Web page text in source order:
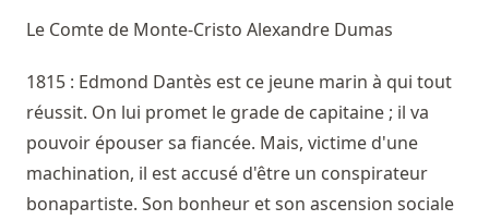
Le Comte de Monte-Cristo Alexandre Dumas
1815 : Edmond Dantès est ce jeune marin à qui tout
réussit. On lui promet le grade de capitaine ; il va
pouvoir épouser sa fiancée. Mais, victime d'une
machination, il est accusé d'être un conspirateur
bonapartiste. Son bonheur et son ascension sociale